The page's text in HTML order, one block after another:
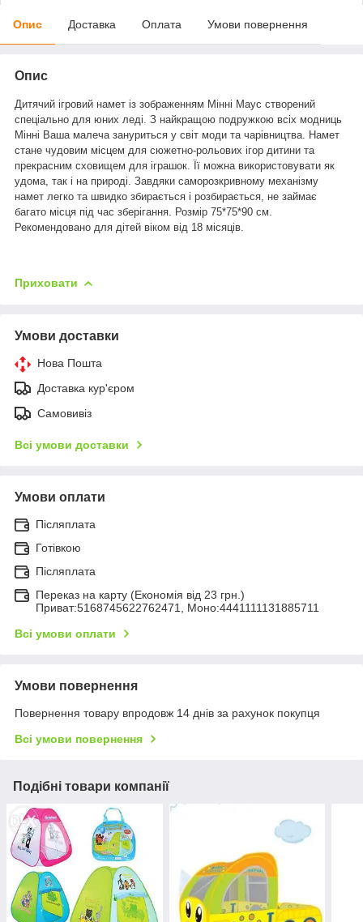
Опис Доставка Оплата Умови повернення
Опис
Дитячий ігровий намет із зображенням Мінні Маус створений
спеціально для юних леді. З найкращою подружкою всіх модниць
Мінні Ваша малеча зануриться у світ моди та чарівництва. Намет
стане чудовим місцем для сюжетно-рольових ігор дитини та
прекрасним сховищем для іграшок. Її можна використовувати як
удома, так і на природі. Завдяки саморозкривному механізму
намет легко та швидко збирається і розбирається, не займає
багато місця під час зберігання. Розмір 75*75*90 см.
Рекомендовано для дітей віком від 18 місяців.
Приховати
Умови доставки
Нова Пошта
Доставка кур'єром
Самовивіз
Всі умови доставки
Умови оплати
Післяплата
Готівкою
Післяплата
Переказ на карту (Економія від 23 грн.)
Приват:5168745622762471, Моно:4441111131885711
Всі умови оплати
Умови повернення
Повернення товару впродовж 14 днів за рахунок покупця
Всі умови повернення
Подібні товари компанії